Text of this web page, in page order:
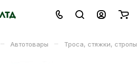
– Автотовары – Троса, стяжки, стропы